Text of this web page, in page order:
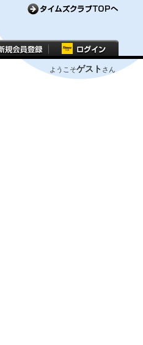
ようこそゲスト さん